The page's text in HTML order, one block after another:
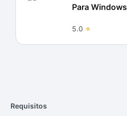
Para Windows
5.0
Requisitos